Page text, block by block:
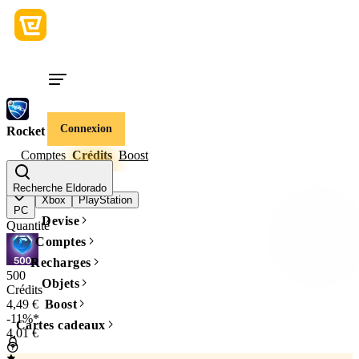
Connexion
Recherche Eldorado
Devise
Comptes
Recharges
Objets
Boost
Cartes cadeaux
Rocket League
Comptes Crédits Boost
Device du jeu
PC
Xbox PlayStation
Quantité
500
Crédits
4,49 €
-11%*
4,01 €